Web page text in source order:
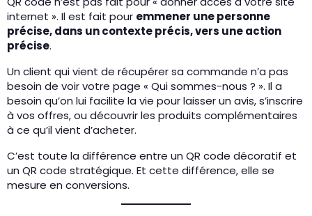
internet ». Il est fait pour emmener une personne
précise, dans un contexte précis, vers une action
précise.
Un client qui vient de récupérer sa commande n’a pas
besoin de voir votre page « Qui sommes-nous ? ». Il a
besoin qu’on lui facilite la vie pour laisser un avis, s’inscrire
à vos offres, ou découvrir les produits complémentaires
à ce qu’il vient d’acheter.
C’est toute la différence entre un QR code décoratif et
un QR code stratégique. Et cette différence, elle se
mesure en conversions.